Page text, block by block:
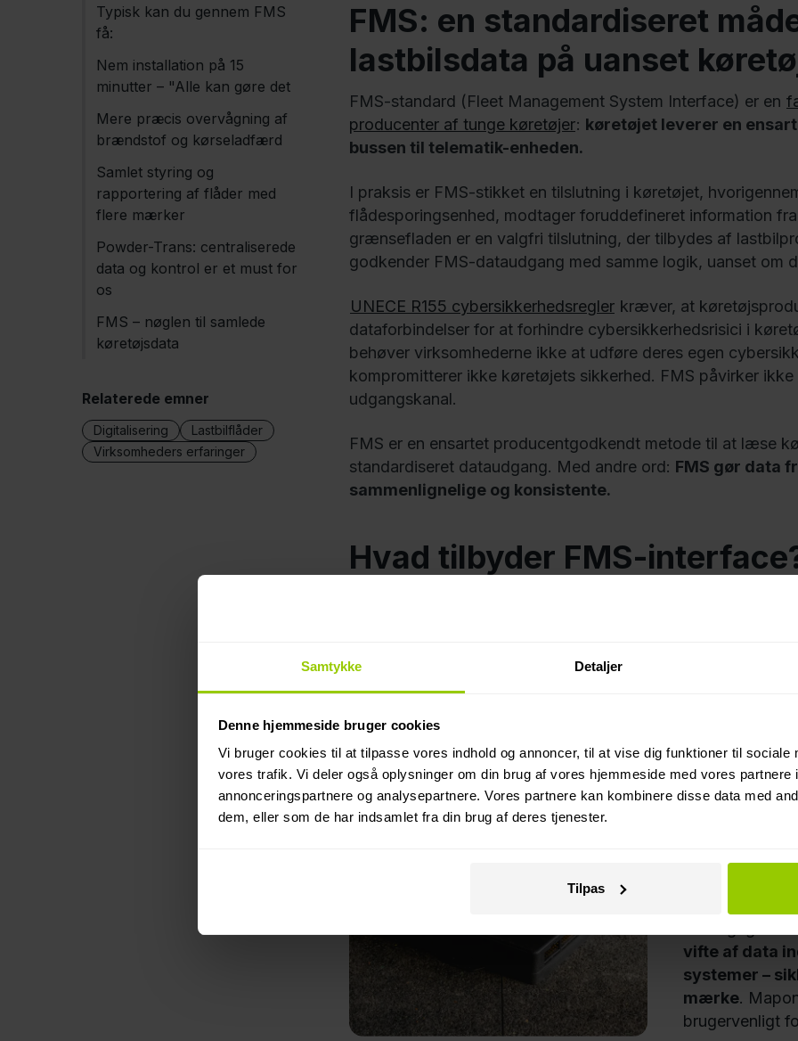
Samtykke Detaljer
Denne hjemmeside bruger cookies
Vi bruger cookies til at tilpasse vores indhold og annoncer, til at vise dig funktioner til sociale
vores trafik. Vi deler også oplysninger om din brug af vores hjemmeside med vores partnere
annonceringspartnere og analysepartnere. Vores partnere kan kombinere disse data med
dem, eller som de har indsamlet fra din brug af deres tjenester.
Tilpas
Typisk kan du gennem FMS
få:
Nem installation på 15
minutter – "Alle kan gøre det
Mere præcis overvågning af
brændstof og kørseladfærd
Samlet styring og
rapportering af flåder med
flere mærker
Powder-Trans: centraliserede
data og kontrol er et must for
os
FMS – nøglen til samlede
køretøjsdata
Relaterede emner
Digitalisering
Lastbilflåder
Virksomheders erfaringer
FMS: en standardiseret
lastbilsdata på uanset
FMS-standard (Fleet Management System Interface) er en
producenter af tunge køretøjer: køretøjet leverer en
bussen til telematik-enheden.
I praksis er FMS-stikket en tilslutning i køretøjet,
flådesporingsenhed, modtager foruddefineret information
grænsefladen er en valgfri tilslutning, der tilbydes af
godkender FMS-dataudgang med samme logik, uanset om
UNECE R155 cybersikkerhedsregler kræver, at
dataforbindelser for at forhindre cybersikkerhedsrisici i
behøver virksomhederne ikke at udføre deres egen
kompromitterer ikke køretøjets sikkerhed. FMS påvirker
udgangskanal.
FMS er en ensartet producentgodkendt metode til at læse
standardiseret dataudgang. Med andre ord: FMS gør data
sammenlignelige og konsistente.
Hvad tilbyder FMS-
der overføres til telematik på en producent-godkendt
hastighed,
motorens
brug af
Det vigtigste
vifte af data
systemer –
mærke.
brugervenligt